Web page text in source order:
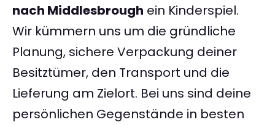
nach Middlesbrough ein Kinderspiel.
Wir kümmern uns um die gründliche
Planung, sichere Verpackung deiner
Besitztümer, den Transport und die
Lieferung am Zielort. Bei uns sind deine
persönlichen Gegenstände in besten